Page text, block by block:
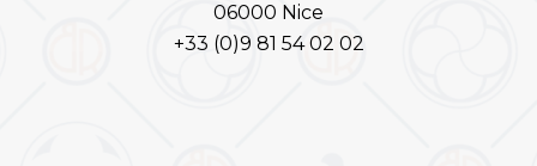
06000 Nice
+33 (0)9 81 54 02 02